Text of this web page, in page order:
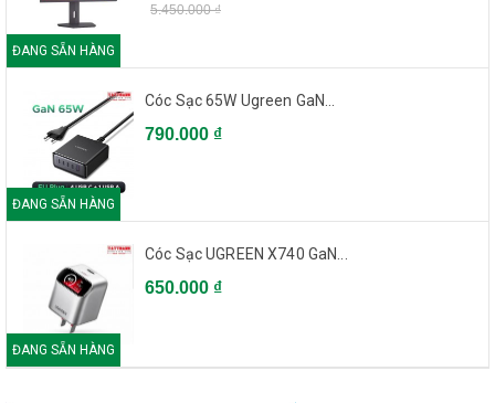
ĐANG SẴN HÀNG
5.450.000 ₫
ĐANG SẴN HÀNG
Cóc Sạc 65W Ugreen GaN...
790.000 ₫
ĐANG SẴN HÀNG
Cóc Sạc UGREEN X740 GaN...
650.000 ₫